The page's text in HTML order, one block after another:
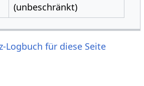
(unbeschränkt)
Logbuch für diese Seite